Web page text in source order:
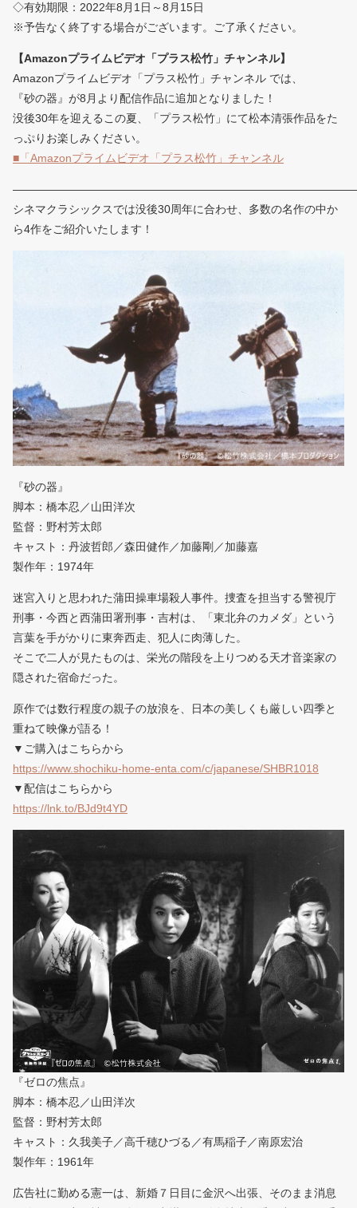
◇有効期限：2022年8月1日～8月15日
※予告なく終了する場合がございます。ご了承ください。
【Amazonプライムビデオ「プラス松竹」チャンネル】
Amazonプライムビデオ「プラス松竹」チャンネル では、
『砂の器』が8月より配信作品に追加となりました！
没後30年を迎えるこの夏、「プラス松竹」にて松本清張作品をた
っぷりお楽しみください。
■「Amazonプライムビデオ「プラス松竹」チャンネル
シネマクラシックスでは没後30周年に合わせ、多数の名作の中か
ら4作をご紹介いたします！
『砂の器』
脚本：橋本忍／山田洋次
監督：野村芳太郎
キャスト：丹波哲郎／森田健作／加藤剛／加藤嘉
製作年：1974年
迷宮入りと思われた蒲田操車場殺人事件。捜査を担当する警視庁
刑事・今西と西蒲田署刑事・吉村は、「東北弁のカメダ」という
言葉を手がかりに東奔西走、犯人に肉薄した。
そこで二人が見たものは、栄光の階段を上りつめる天才音楽家の
隠された宿命だった。
原作では数行程度の親子の放浪を、日本の美しくも厳しい四季と
重ねて映像が語る！
▼ご購入はこちらから
https://www.shochiku-home-enta.com/c/japanese/SHBR1018
▼配信はこちらから
https://lnk.to/BJd9t4YD
『ゼロの焦点』
脚本：橋本忍／山田洋次
監督：野村芳太郎
キャスト：久我美子／高千穂ひづる／有馬稲子／南原宏治
製作年：1961年
広告社に勤める憲一は、新婚７日目に金沢へ出張、そのまま消息